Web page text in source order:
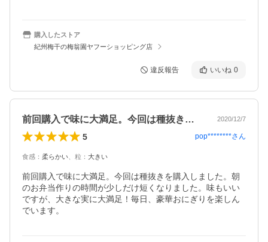
購入したストア
紀州梅干の梅翁園ヤフーショッピング店
違反報告 いいね 0
前回購入で味に大満足。今回は種抜きを購… 2020/12/7
5 pop********さん
食感 ： 柔らかい 粒 ： 大きい
前回購入で味に大満足。今回は種抜きを購入しました。朝
のお弁当作りの時間が少しだけ短くなりました。味もいい
ですが、大きな実に大満足！毎日、豪華おにぎりを楽しん
でいます。